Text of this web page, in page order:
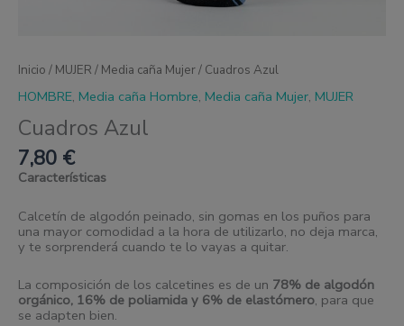
Inicio / MUJER / Media caña Mujer/ Cuadros Azul
HOMBRE, Media caña Hombre, Media caña Mujer, MUJER
Cuadros Azul
7,80 €
Características
Calcetín de algodón peinado, sin gomas en los puños para
una mayor comodidad a la hora de utilizarlo, no deja marca,
y te sorprenderá cuando te lo vayas a quitar.
La composición de los calcetines es de un 78% de algodón
orgánico, 16% de poliamida y 6% de elastómero, para que
se adapten bien.